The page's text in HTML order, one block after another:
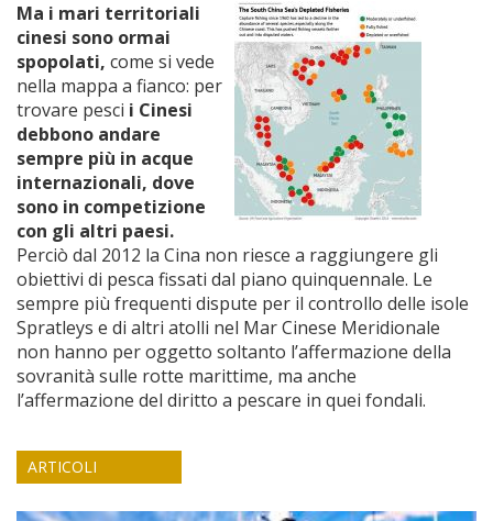
Ma i mari territoriali
cinesi sono ormai
spopolati, come si vede
nella mappa a fianco: per
trovare pesci i Cinesi
debbono andare
sempre più in acque
internazionali, dove
sono in competizione
con gli altri paesi.
Perciò dal 2012 la Cina non riesce a raggiungere gli
obiettivi di pesca fissati dal piano quinquennale. Le
sempre più frequenti dispute per il controllo delle isole
Spratleys e di altri atolli nel Mar Cinese Meridionale
non hanno per oggetto soltanto l’affermazione della
sovranità sulle rotte marittime, ma anche
l’affermazione del diritto a pescare in quei fondali.
ARTICOLI